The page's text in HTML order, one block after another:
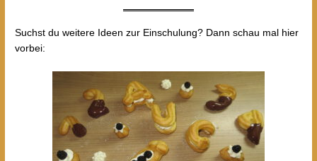
Suchst du weitere Ideen zur Einschulung? Dann schau mal hier
vorbei: